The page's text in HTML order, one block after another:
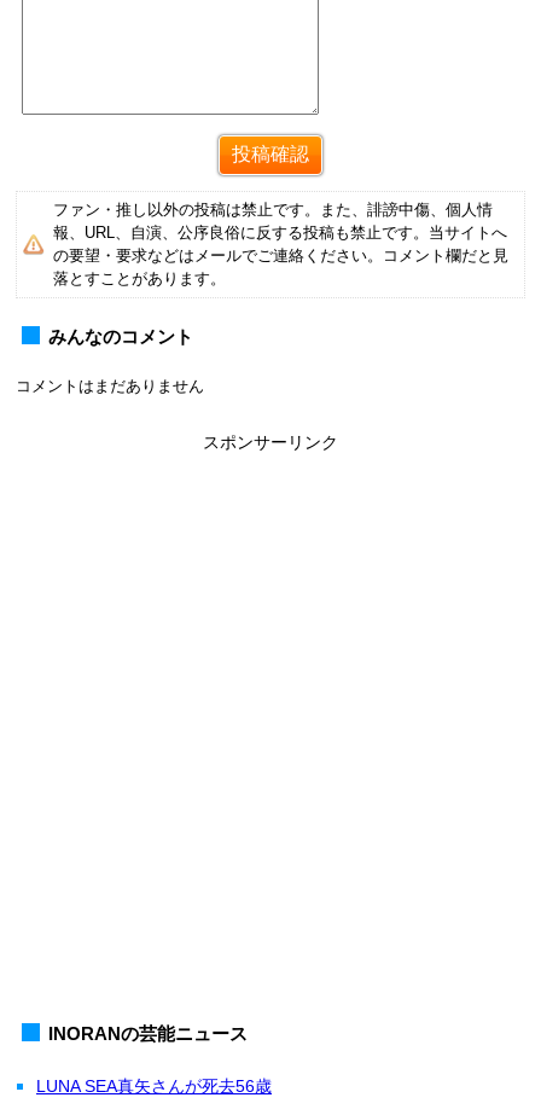
ファン・推し以外の投稿は禁止です。また、誹謗中傷、個人情
報、URL、自演、公序良俗に反する投稿も禁止です。当サイトへ
の要望・要求などはメールでご連絡ください。コメント欄だと見
落とすことがあります。
みんなのコメント
コメントはまだありません
スポンサーリンク
INORANの芸能ニュース
LUNA SEA真矢さんが死去56歳